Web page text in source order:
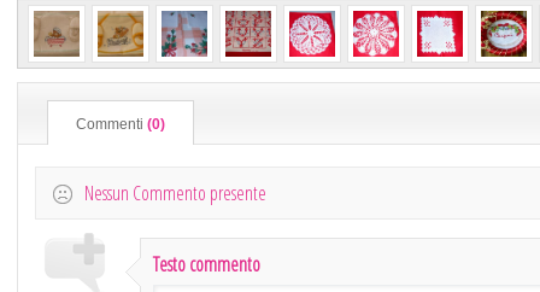
Commenti (0)
Nessun Commento presente
Testo commento